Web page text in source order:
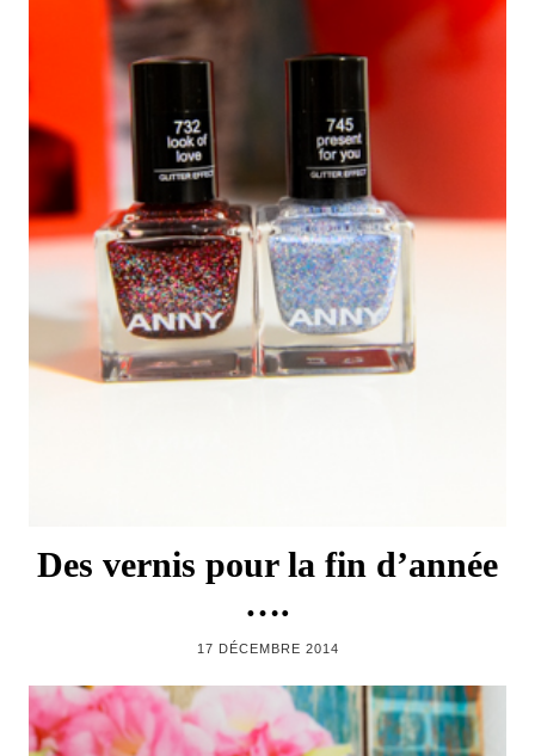
Des vernis pour la fin d’année
….
17 DÉCEMBRE 2014